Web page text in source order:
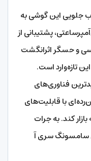
در قاب جلویی این گوشی به
است. باتری 4500 میلی‌آمپرساعتی، پشتیبانی از
درگاه تایپ سی و حسگر اثرانگشت
تازه‌وارد است.
فناوری‌های
با قابلیت‌های
کند. به جرات
سامسونگ سری آ